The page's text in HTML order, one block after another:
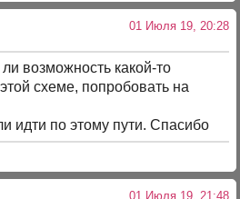
01 Июля 19, 20:28
возможность какой-то
схеме, попробовать на
идти по этому пути. Спасибо
01 Июля 19, 21:48